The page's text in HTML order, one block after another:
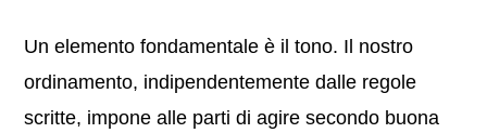
Un elemento fondamentale è il tono. Il nostro
ordinamento, indipendentemente dalle regole
scritte, impone alle parti di agire secondo buona